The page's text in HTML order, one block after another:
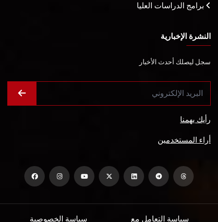
برامج الدراسات العليا
النشرة الإخبارية
سجل ليصلك أحدث الأخبار
رأيك يهمنا
أراء المستخدمين
سياسة الخصوصية سياسة التعامل مع